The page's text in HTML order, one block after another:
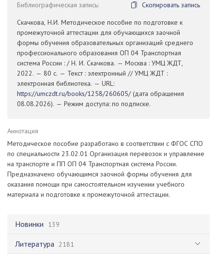
Новинки 139
Литература 2181
Библиографическая запись:
Скопировать запись
Скачкова, Н.И. Методическое пособие по подготовке к
промежуточной аттестации для обучающихся заочной
формы обучения образовательных организаций среднего
профессионального образования ОП 04 Транспортная
система России : / Н. И. Скачкова. — Москва : УМЦ ЖДТ,
2022. — 80 с. — Текст : электронный // УМЦ ЖДТ :
электронная библиотека. — URL:
https://umczdt.ru/books/1258/260605/(дата обращения
08.08.2026). — Режим доступа: по подписке.
Аннотация
Методическое пособие разработано в соответствии с ФГОС СПО
по специальности 23.02.01 Организация перевозок и управление
на транспорте и ПП ОП 04 Транспортная система России.
Предназначено обучающимся заочной формы обучения для
оказания помощи при самостоятельном изучении учебного
материала и подготовке к промежуточной аттестации.